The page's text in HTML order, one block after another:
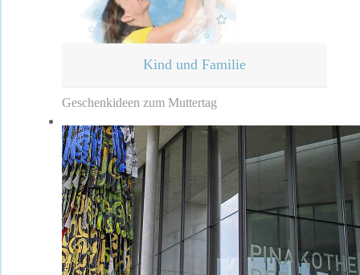
Kind und Familie
Geschenkideen zum Muttertag